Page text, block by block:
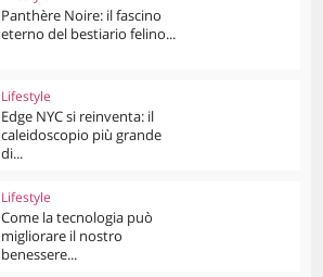
Panthère Noire: il fascino
eterno del bestiario felino...
Lifestyle
Edge NYC si reinventa: il
caleidoscopio più grande
di...
Lifestyle
Come la tecnologia può
migliorare il nostro
benessere...